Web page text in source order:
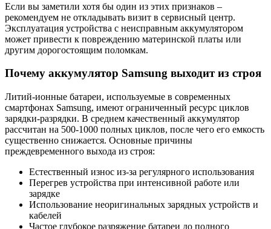
Если вы заметили хотя бы один из этих признаков –
рекомендуем не откладывать визит в сервисный центр.
Эксплуатация устройства с неисправным аккумулятором
может привести к повреждению материнской платы или
другим дорогостоящим поломкам.
Почему аккумулятор Samsung выходит из строя
Литий-ионные батареи, используемые в современных
смартфонах Samsung, имеют ограниченный ресурс циклов
зарядки-разрядки. В среднем качественный аккумулятор
рассчитан на 500-1000 полных циклов, после чего его емкость
существенно снижается. Основные причины
преждевременного выхода из строя:
Естественный износ из-за регулярного использования
Перегрев устройства при интенсивной работе или
зарядке
Использование неоригинальных зарядных устройств и
кабелей
Частое глубокое разряжение батареи до полного